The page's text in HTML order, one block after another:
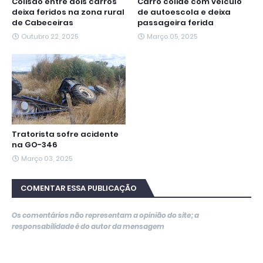
deixa feridos na zona rural
de Cabeceiras
Outubro 22, 2025
de autoescola e deixa
passageira ferida
Março 05, 2025
Tratorista sofre acidente
na GO-346
Março 03, 2025
COMENTAR ESSA PUBLICAÇÃO
Os comentários não representam a opinião do site; a
responsabilidade é do autor da mensagem